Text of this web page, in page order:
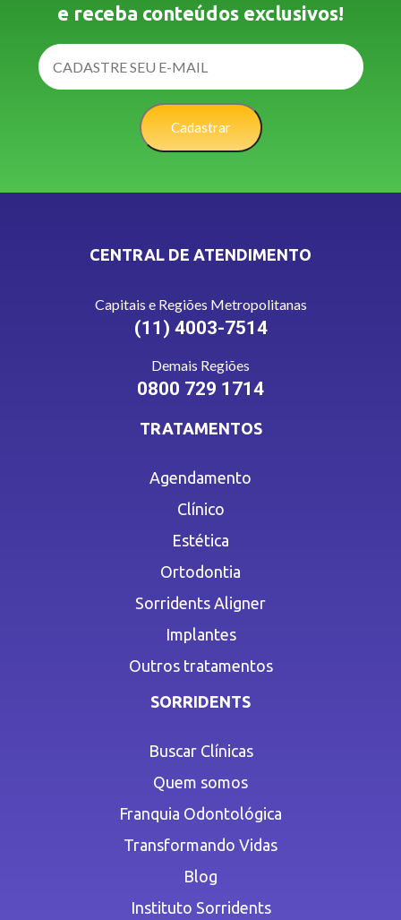
e receba conteúdos exclusivos!
Cadastrar
CENTRAL DE ATENDIMENTO
Capitais e Regiões Metropolitanas
(11) 4003-7514
Demais Regiões
0800 729 1714
TRATAMENTOS
Agendamento
Clínico
Estética
Ortodontia
Sorridents Aligner
Implantes
Outros tratamentos
SORRIDENTS
Buscar Clínicas
Quem somos
Franquia Odontológica
Transformando Vidas
Blog
Instituto Sorridents